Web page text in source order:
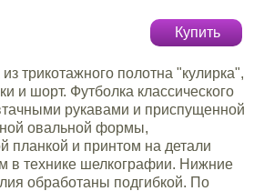
Купить
трикотажного полотна "кулирка",
и шорт. Футболка классического
рукавами и приспущенной
овальной формы,
планкой и принтом на детали
в технике шелкографии. Нижние
обработаны подгибкой. По